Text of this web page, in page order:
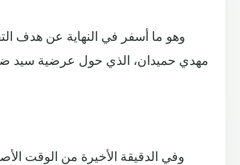
وهو ما أسفر في النهاية عن هدف
مهدي حميدان، الذي حول عرضية سيد
وفي الدقيقة الأخيرة من الوقت